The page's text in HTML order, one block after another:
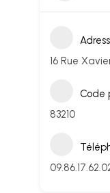
16 Rue
Code
83210